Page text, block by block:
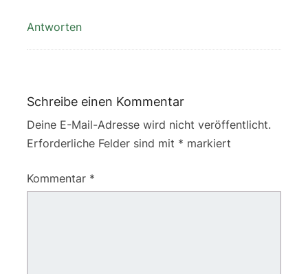
Antworten
Schreibe einen Kommentar
Deine E-Mail-Adresse wird nicht veröffentlicht.
Erforderliche Felder sind mit * markiert
Kommentar *